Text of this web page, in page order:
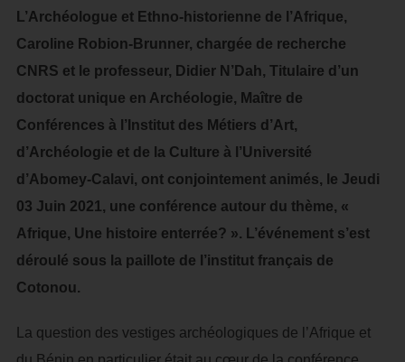
L’Archéologue et Ethno-historienne de l’Afrique,
Caroline Robion-Brunner, chargée de recherche
CNRS et le professeur, Didier N’Dah, Titulaire d’un
doctorat unique en Archéologie, Maître de
Conférences à l’Institut des Métiers d’Art,
d’Archéologie et de la Culture à l’Université
d’Abomey-Calavi, ont conjointement animés, le Jeudi
03 Juin 2021, une conférence autour du thème, «
Afrique, Une histoire enterrée? ». L’événement s’est
déroulé sous la paillote de l’institut français de
Cotonou.
La question des vestiges archéologiques de l’Afrique et